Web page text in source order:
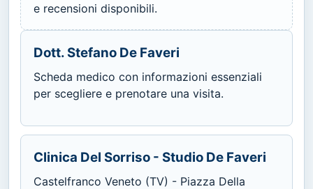
e recensioni disponibili.
Dott. Stefano De Faveri
Scheda medico con informazioni essenziali
per scegliere e prenotare una visita.
Clinica Del Sorriso - Studio De Faveri
Castelfranco Veneto (TV) - Piazza Della